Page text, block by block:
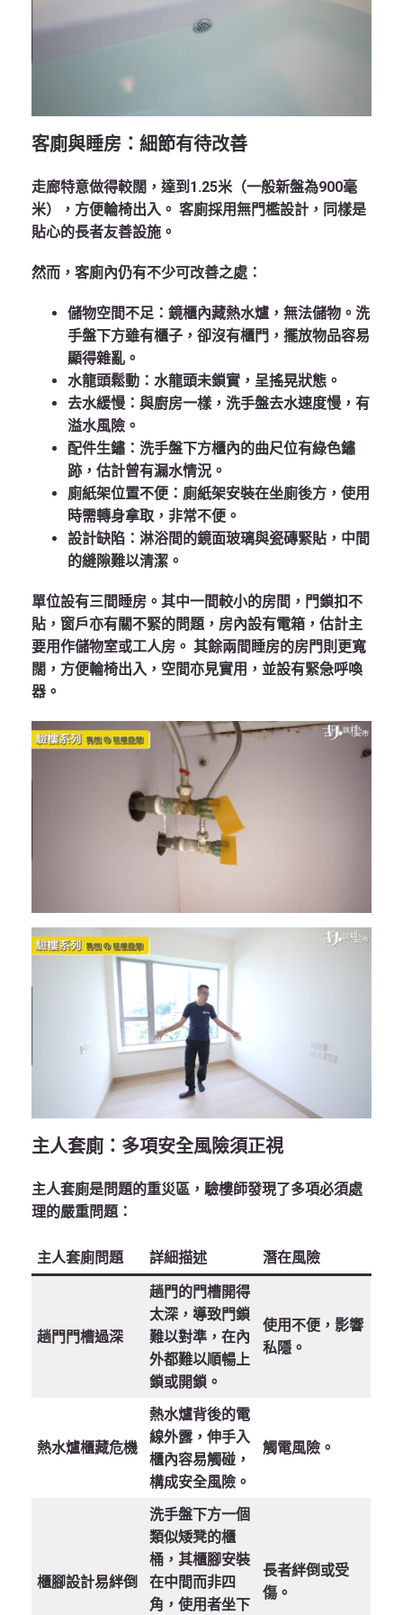
客廁與睡房：細節有待改善
走廊特意做得較闊，達到1.25米（一般新盤為900毫
米），方便輪椅出入。 客廁採用無門檻設計，同樣是
貼心的長者友善設施。
然而，客廁內仍有不少可改善之處：
儲物空間不足：鏡櫃內藏熱水爐，無法儲物。洗
手盤下方雖有櫃子，卻沒有櫃門，擺放物品容易
顯得雜亂。
水龍頭鬆動 ：水龍頭未鎖實，呈搖晃狀態。
去水緩慢 ：與廚房一樣，洗手盤去水速度慢，有
溢水風險。
配件生鏽 ：洗手盤下方櫃內的曲尺位有綠色鏽
跡，估計曾有漏水情況。
廁紙架位置不便 ：廁紙架安裝在坐廁後方，使用
時需轉身拿取，非常不便。
設計缺陷 ：淋浴間的鏡面玻璃與瓷磚緊貼，中間
的縫隙難以清潔。
單位設有三間睡房。其中一間較小的房間，門鎖扣不
貼，窗戶亦有關不緊的問題，房內設有電箱，估計主
要用作儲物室或工人房。 其餘兩間睡房的房門則更寬
闊，方便輪椅出入，空間亦見實用，並設有緊急呼喚
器。
主人套廁：多項安全風險須正視
主人套廁是問題的重災區，驗樓師發現了多項必須處
理的嚴重問題：
主人套廁問題 詳細描述 潛在風險
趟門門槽過深
趟門的門槽開得
太深，導致門鎖
難以對準，在內
外都難以順暢上
鎖或開鎖。
使用不便，影響
私隱。
熱水爐櫃藏危機
熱水爐背後的電
線外露，伸手入
櫃內容易觸碰，
構成安全風險。
觸電風險。
櫃腳設計易絆倒
洗手盤下方一個
類似矮凳的櫃
桶，其櫃腳安裝
在中間而非四
角，使用者坐下
長者絆倒或受
傷。